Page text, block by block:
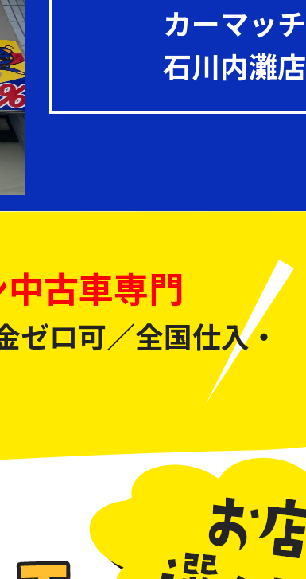
カーマッチ
石川内灘店
古車専門
ゼロ可／全国仕入・